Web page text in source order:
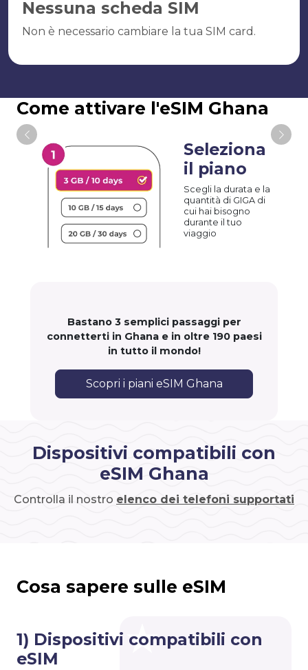
Nessuna scheda SIM
Non è necessario cambiare la tua SIM card.
Come attivare l'eSIM Ghana
Seleziona
il piano
Scegli la durata e la
quantità di GIGA di
cui hai bisogno
durante il tuo
viaggio
Bastano 3 semplici passaggi per
connetterti in Ghana e in oltre 190 paesi
in tutto il mondo!
Scopri i piani eSIM Ghana
Dispositivi compatibili con
eSIM Ghana
Controlla il nostro elenco dei telefoni supportati
Cosa sapere sulle eSIM
1) Dispositivi compatibili con
eSIM